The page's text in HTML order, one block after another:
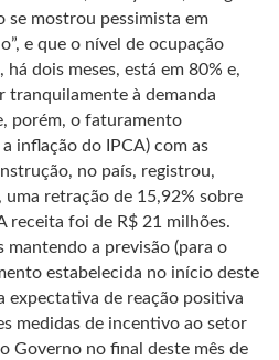
se mostrou pessimista em
e que o nível de ocupação
dois meses, está em 80% e,
tranquilamente à demanda
porém, o faturamento
inflação do IPCA) com as
no país, registrou,
retração de 15,92% sobre
receita foi de R$ 21 milhões.
mantendo a previsão (para o
estabelecida no início deste
expectativa de reação positiva
medidas de incentivo ao setor
Governo no final deste mês de